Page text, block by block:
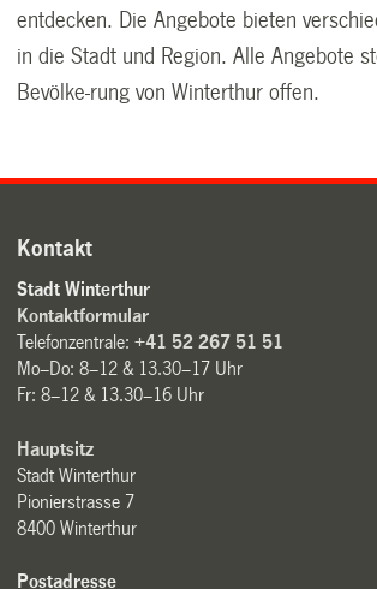
entdecken. Die Angebote bieten
in die Stadt und Region. Alle Angebote
Bevölke-rung von Winterthur offen.
Kontakt
Stadt Winterthur
Kontaktformular
Telefonzentrale:+41 52 267 51 51
Mo–Do: 8–12 & 13.30–17 Uhr
Fr: 8–12 & 13.30–16 Uhr
Hauptsitz
Stadt Winterthur
Pionierstrasse 7
8400 Winterthur
Postadresse